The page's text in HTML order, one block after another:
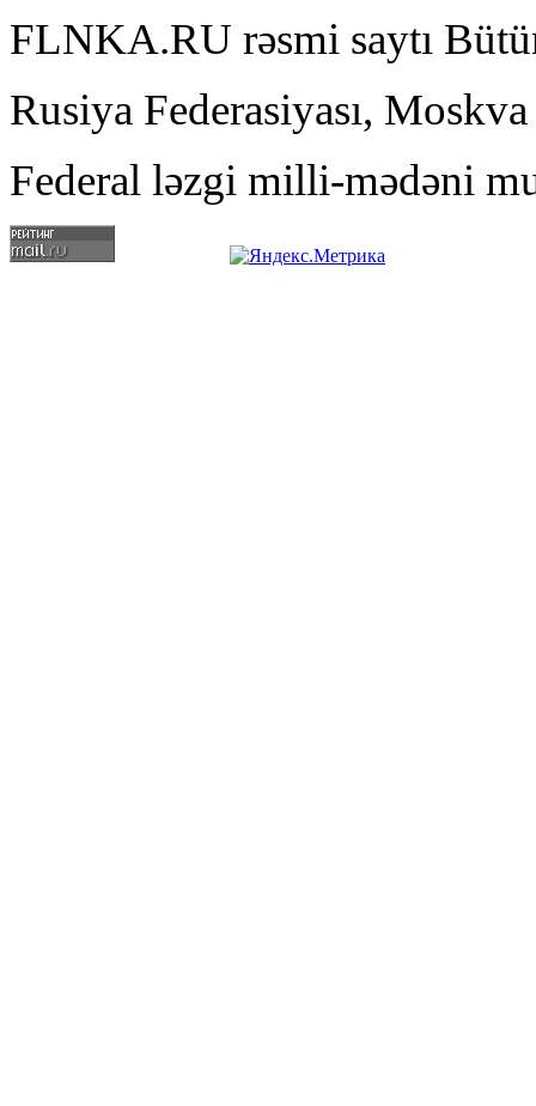
FLNKA.RU rəsmi saytı
Rusiya Federasiyası,
Federal ləzgi milli-mədəni